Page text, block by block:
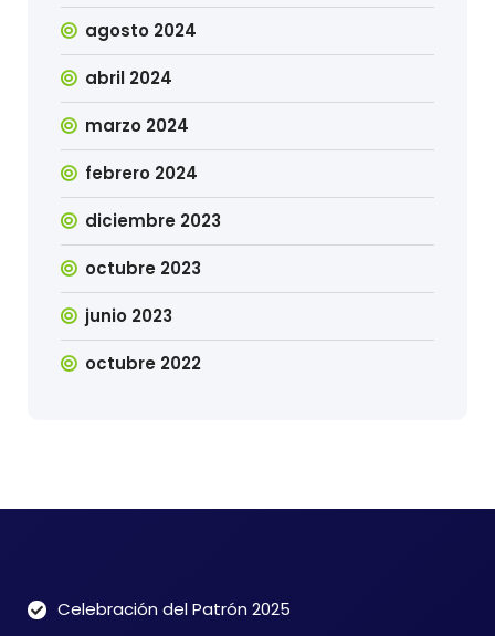
agosto 2024
abril 2024
marzo 2024
febrero 2024
diciembre 2023
octubre 2023
junio 2023
octubre 2022
Celebración del Patrón 2025